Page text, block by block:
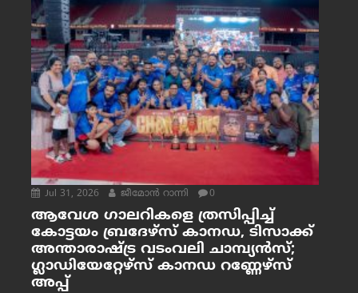
Jul 31, 2026 ജീമോന്‍ റാന്നി 0
ആവേശ ഗാലറികളെ ത്രസിപ്പിച്ച്
കോട്ടയം ബ്രദേഴ്‌സ് കാനഡ, ടിസാക്ക്
അന്താരാഷ്ട്ര വടംവലി ചാമ്പ്യന്‍സ്;
ഗ്ലാഡിയേറ്റേഴ്‌സ് കാനഡ റണ്ണേഴ്‌സ്
അപ്പ്